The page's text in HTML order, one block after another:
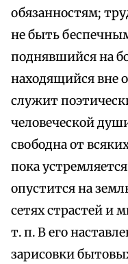
обязанностям;
не быть
поднявшийся на
находящийся вне
служит
человеческой
свободна от
пока
опустится на
сетях страстей и
т. п. В его
зарисовки